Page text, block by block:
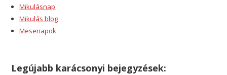
Mikulásnap
Mikulás blog
Mesenapok
Legújabb karácsonyi bejegyzések: